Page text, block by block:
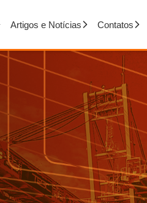
Artigos e Notícias Contatos